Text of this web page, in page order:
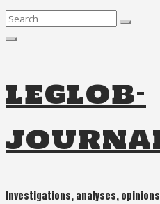
Search
leglob-
Investigations, analyses,